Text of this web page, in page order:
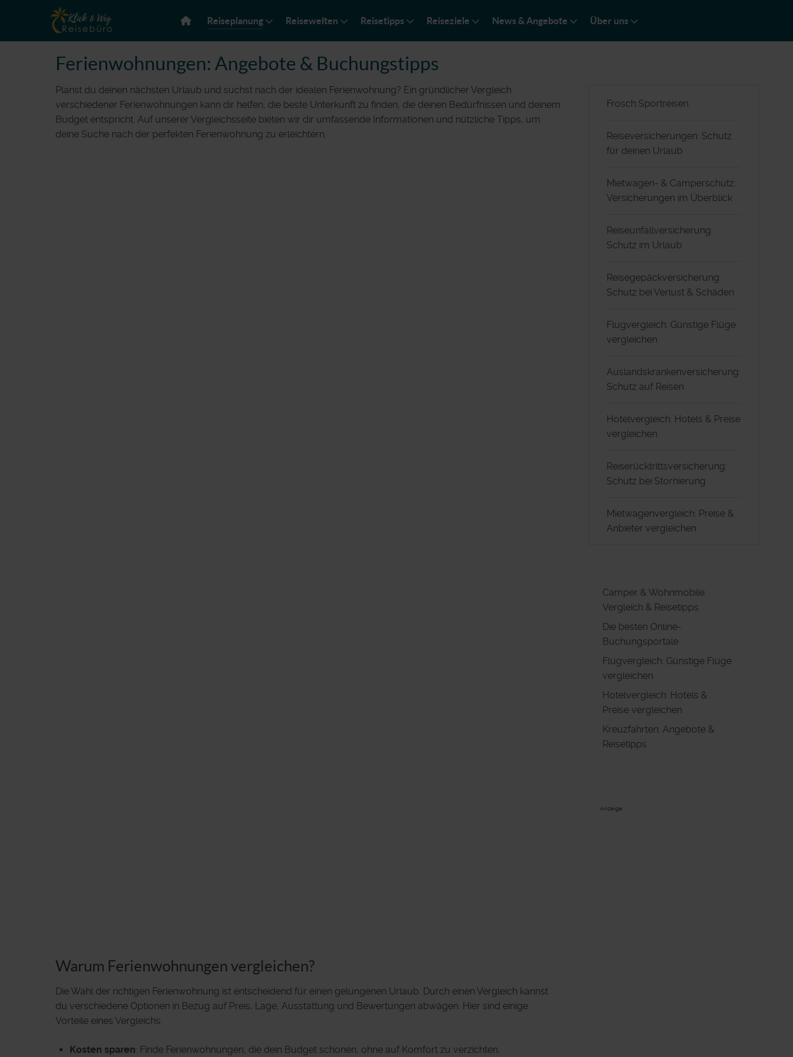
Reiseplanung Reisewelten Reisetipps Reiseziele News & Angebote Über uns
Ferienwohnungen: Angebote & Buchungstipps
Planst du deinen nächsten Urlaub und suchst nach der idealen Ferienwohnung? Ein gründlicher Vergleich
verschiedener Ferienwohnungen kann dir helfen, die beste Unterkunft zu finden, die deinen Bedürfnissen und deinem
Budget entspricht. Auf unserer Vergleichsseite bieten wir dir umfassende Informationen und nützliche Tipps, um
deine Suche nach der perfekten Ferienwohnung zu erleichtern.
Warum Ferienwohnungen vergleichen?
Die Wahl der richtigen Ferienwohnung ist entscheidend für einen gelungenen Urlaub. Durch einen Vergleich kannst
du verschiedene Optionen in Bezug auf Preis, Lage, Ausstattung und Bewertungen abwägen. Hier sind einige
Vorteile eines Vergleichs:
Kosten sparen: Finde Ferienwohnungen, die dein Budget schonen, ohne auf Komfort zu verzichten.
Frosch Sportreisen
Reiseversicherungen: Schutz
für deinen Urlaub
Mietwagen- & Camperschutz:
Versicherungen im Überblick
Reiseunfallversicherung:
Schutz im Urlaub
Reisegepäckversicherung:
Schutz bei Verlust & Schäden
Flugvergleich: Günstige Flüge
vergleichen
Auslandskrankenversicherung:
Schutz auf Reisen
Hotelvergleich: Hotels & Preise
vergleichen
Reiserücktrittsversicherung:
Schutz bei Stornierung
Mietwagenvergleich: Preise &
Anbieter vergleichen
Camper & Wohnmobile:
Vergleich & Reisetipps
Die besten Online-
Buchungsportale
Flugvergleich: Günstige Flüge
vergleichen
Hotelvergleich: Hotels &
Preise vergleichen
Kreuzfahrten: Angebote &
Reisetipps
Anzeige